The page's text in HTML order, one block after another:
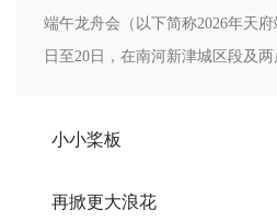
端午龙舟会（以下简称2026年天
日至20日，在南河新津城区段及两
小小桨板
再掀更大浪花